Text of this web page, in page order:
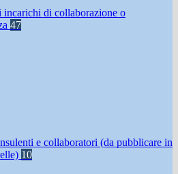
incarichi di collaborazione o
47
e collaboratori (da pubblicare in
10